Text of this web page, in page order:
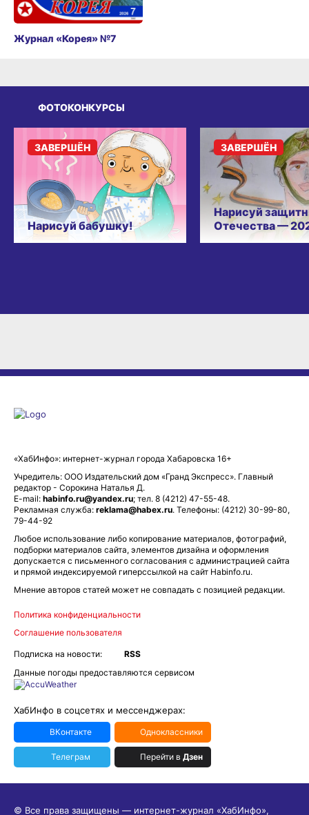
Журнал «Корея» №7
ФОТОКОНКУРСЫ
Нарисуй бабушку!
ЗАВЕРШЁН
Нарисуй
Отечества —
ЗАВЕРШЁН
«ХабИнфо»: интернет-журнал города Хабаровска 16+
Учредитель: ООО Издательский дом «Гранд Экспресс». Главный
редактор - Сорокина Наталья Д.
E-mail: habinfo.ru@yandex.ru; тел. 8 (4212) 47-55-48.
Рекламная служба: reklama@habex.ru. Телефоны: (4212) 30-99-80,
79-44-92
Любое использование либо копирование материалов, фотографий,
подборки материалов сайта, элементов дизайна и оформления
допускается с письменного согласования с администрацией сайта
и прямой индексируемой гиперссылкой на сайт Habinfo.ru.
Мнение авторов статей может не совпадать с позицией редакции.
Политика конфиденциальности
Соглашение пользователя
Подписка на новости:
RSS
Данные погоды предоставляются сервисом
ХабИнфо в соцсетях и мессенджерах:
ВКонтакте Одноклассники
Телеграм Перейти в Дзен
© Все права защищены — интернет-журнал «ХабИнфо»,